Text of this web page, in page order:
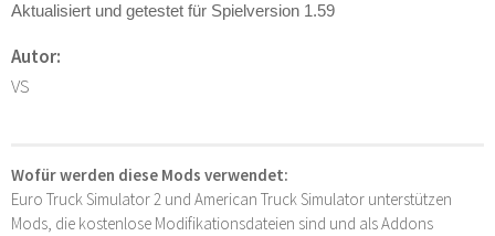
Aktualisiert und getestet für Spielversion 1.59
Autor:
VS
Wofür werden diese Mods verwendet:
Euro Truck Simulator 2 und American Truck Simulator unterstützen
Mods, die kostenlose Modifikationsdateien sind und als Addons